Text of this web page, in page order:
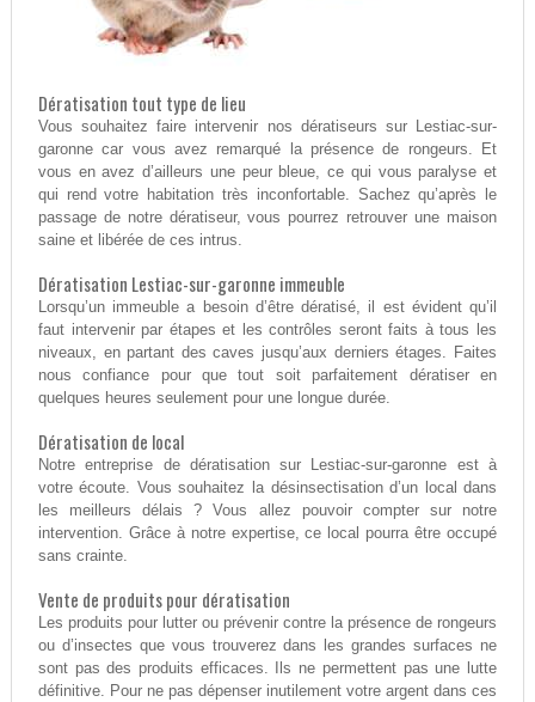
Dératisation tout type de lieu
Vous souhaitez faire intervenir nos dératiseurs sur Lestiac-sur-
garonne car vous avez remarqué la présence de rongeurs. Et
vous en avez d’ailleurs une peur bleue, ce qui vous paralyse et
qui rend votre habitation très inconfortable. Sachez qu’après le
passage de notre dératiseur, vous pourrez retrouver une maison
saine et libérée de ces intrus.
Dératisation Lestiac-sur-garonne immeuble
Lorsqu’un immeuble a besoin d’être dératisé, il est évident qu’il
faut intervenir par étapes et les contrôles seront faits à tous les
niveaux, en partant des caves jusqu’aux derniers étages. Faites
nous confiance pour que tout soit parfaitement dératiser en
quelques heures seulement pour une longue durée.
Dératisation de local
Notre entreprise de dératisation sur Lestiac-sur-garonne est à
votre écoute. Vous souhaitez la désinsectisation d’un local dans
les meilleurs délais ? Vous allez pouvoir compter sur notre
intervention. Grâce à notre expertise, ce local pourra être occupé
sans crainte.
Vente de produits pour dératisation
Les produits pour lutter ou prévenir contre la présence de rongeurs
ou d’insectes que vous trouverez dans les grandes surfaces ne
sont pas des produits efficaces. Ils ne permettent pas une lutte
définitive. Pour ne pas dépenser inutilement votre argent dans ces